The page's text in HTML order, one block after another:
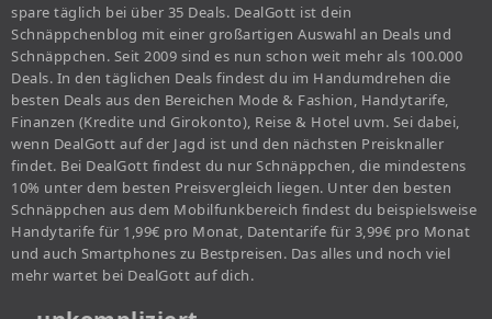
spare täglich bei über 35 Deals. DealGott ist dein
Schnäppchenblog mit einer großartigen Auswahl an Deals und
Schnäppchen. Seit 2009 sind es nun schon weit mehr als 100.000
Deals. In den täglichen Deals findest du im Handumdrehen die
besten Deals aus den Bereichen Mode & Fashion, Handytarife,
Finanzen (Kredite und Girokonto), Reise & Hotel uvm. Sei dabei,
wenn DealGott auf der Jagd ist und den nächsten Preisknaller
findet. Bei DealGott findest du nur Schnäppchen, die mindestens
10% unter dem besten Preisvergleich liegen. Unter den besten
Schnäppchen aus dem Mobilfunkbereich findest du beispielsweise
Handytarife für 1,99€ pro Monat, Datentarife für 3,99€ pro Monat
und auch Smartphones zu Bestpreisen. Das alles und noch viel
mehr wartet bei DealGott auf dich.